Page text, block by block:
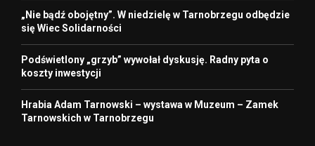
„Nie bądź obojętny”. W niedzielę w Tarnobrzegu odbędzie
się Wiec Solidarności
Podświetlony „grzyb” wywołał dyskusję. Radny pyta o
koszty inwestycji
Hrabia Adam Tarnowski – wystawa w Muzeum – Zamek
Tarnowskich w Tarnobrzegu